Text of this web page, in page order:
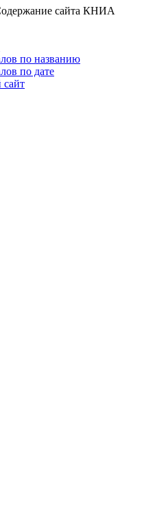
сайта КНИА
по названию
по дате
сайт